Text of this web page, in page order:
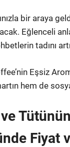
bir araya
Eğlenceli
tadını
Eşsiz
hem de
Fiyat